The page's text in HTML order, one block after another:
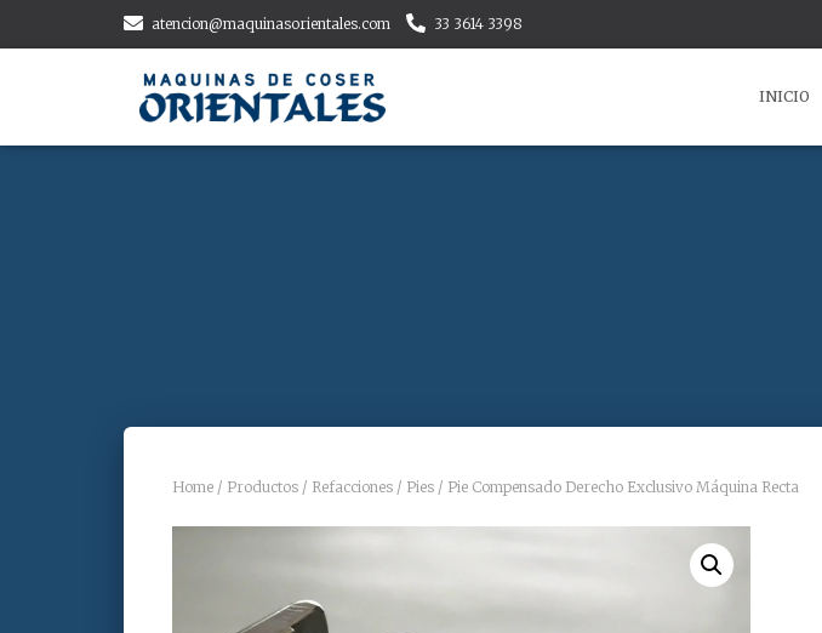
atencion@maquinasorientales.com 33 3614 3398
INICIO
Home / Productos / Refacciones / Pies / Pie Compensado Derecho Exclusivo Máquina Recta